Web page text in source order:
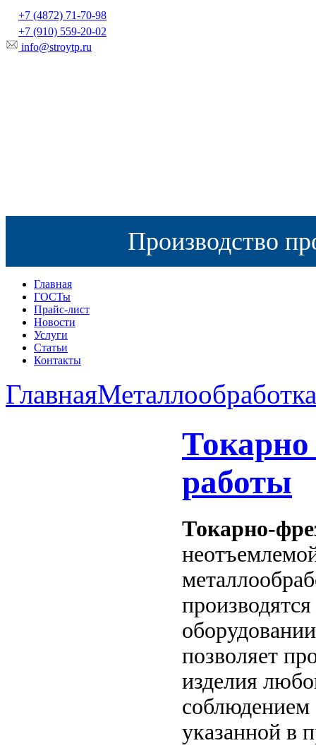
+7 (4872) 71-70-98
+7 (910) 559-20-02
info@stroytp.ru
Производство
Главная
ГОСТы
Прайс-лист
Новости
Услуги
Статьи
Контакты
ГлавнаяМеталлообработка
работы
Токарно-
позволяет
изделия
соблюдением
указанной в